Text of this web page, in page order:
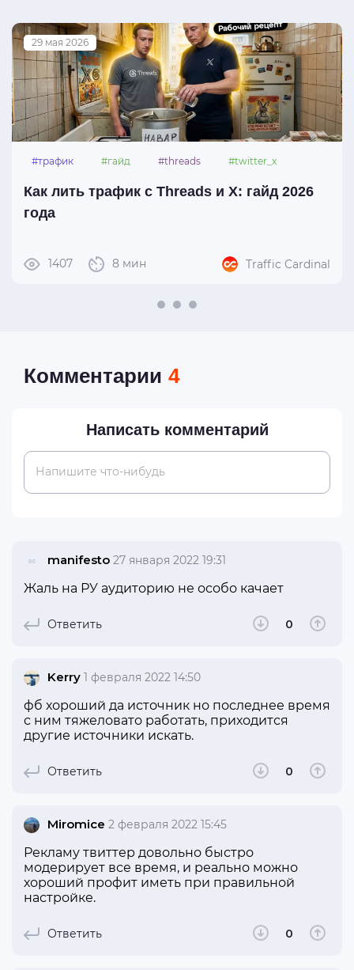
29 мая 2026
#трафик #гайд #threads #twitter_x
Как лить трафик с Threads и X: гайд 2026
года
1407 8 мин Traffic Cardinal
Комментарии 4
Написать комментарий
Напишите что-нибудь
manifesto 27 января 2022 19:31
Жаль на РУ аудиторию не особо качает
Ответить 0
Kerry 1 февраля 2022 14:50
фб хороший да источник но последнее время
с ним тяжеловато работать, приходится
другие источники искать.
Ответить 0
Miromice 2 февраля 2022 15:45
Рекламу твиттер довольно быстро
модерирует все время, и реально можно
хороший профит иметь при правильной
настройке.
Ответить 0